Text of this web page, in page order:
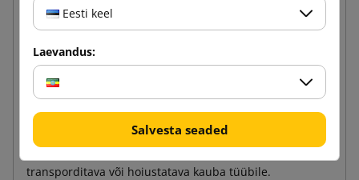
transportimiseks kui ka ladustamiseks. Tähtis on leida
õige suurus ja papi paksus ning kasutada täitematerjale,
et tagada turvalisus ja samas minimeerida kulusid.
Ühe-, kolme- ja viiekihiline papp erinevad
vastupidavuselt, võimaldades kohandada kasti vastavalt
transporditava või hoiustatava kauba tüübile.
Eesti keel
Laevandus:
Salvesta seaded